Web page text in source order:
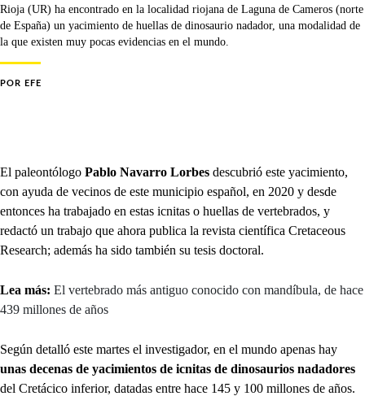
Rioja (UR) ha encontrado en la localidad riojana de Laguna de Cameros (norte
de España) un yacimiento de huellas de dinosaurio nadador, una modalidad de
la que existen muy pocas evidencias en el mundo.
POR EFE
El paleontólogo Pablo Navarro Lorbes descubrió este yacimiento,
con ayuda de vecinos de este municipio español, en 2020 y desde
entonces ha trabajado en estas icnitas o huellas de vertebrados, y
redactó un trabajo que ahora publica la revista científica Cretaceous
Research; además ha sido también su tesis doctoral.
Lea más: El vertebrado más antiguo conocido con mandíbula, de hace
439 millones de años
Según detalló este martes el investigador, en el mundo apenas hay
unas decenas de yacimientos de icnitas de dinosaurios nadadores
del Cretácico inferior, datadas entre hace 145 y 100 millones de años.